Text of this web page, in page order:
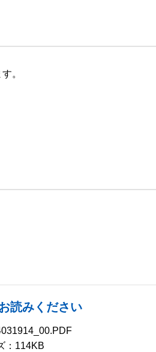
。
読みください
：114KB